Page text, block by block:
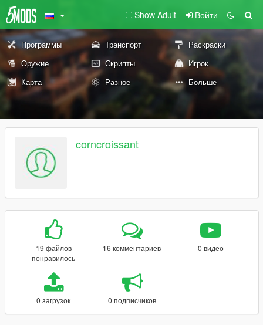
Show Adult Войти
Программы Транспорт
Раскраски
Оружие
Скрипты
Игрок
Карта
Разное Больше
corncroissant
19 файлов
понравилось
16 комментариев 0 видео
0 загрузок 0 подписчиков